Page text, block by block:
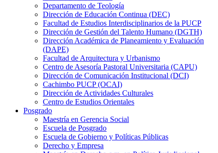
Departamento de Teología
Dirección de Educación Continua (DEC)
Facultad de Estudios Interdisciplinarios de la PUCP
Dirección de Gestión del Talento Humano (DGTH)
Dirección Académica de Planeamiento y Evaluación
(DAPE)
Facultad de Arquitectura y Urbanismo
Centro de Asesoría Pastoral Universitaria (CAPU)
Dirección de Comunicación Institucional (DCI)
Cachimbo PUCP (OCAI)
Dirección de Actividades Culturales
Centro de Estudios Orientales
Posgrado
Maestría en Gerencia Social
Escuela de Posgrado
Escuela de Gobierno y Políticas Públicas
Derecho y Empresa